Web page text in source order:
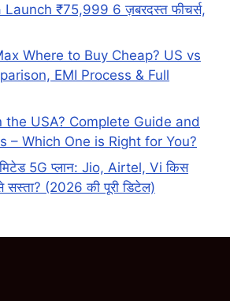
₹75,999 6 ज़बरदस्त फीचर्स,
Where to Buy Cheap? US vs
EMI Process & Full
USA? Complete Guide and
– Which One is Right for You?
5G प्लान: Jio, Airtel, Vi किस
(2026 की पूरी डिटेल)